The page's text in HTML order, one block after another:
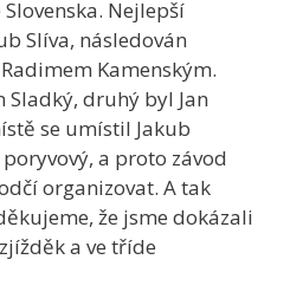
Nejlepší
Slíva, následován
Kamenským.
druhý byl Jan
se umístil Jakub
a proto závod
organizovat. A tak
že jsme dokázali
a ve tříde